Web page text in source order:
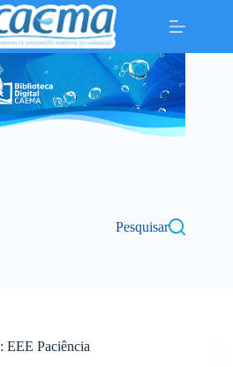
Pesquisar
EEE Paciência